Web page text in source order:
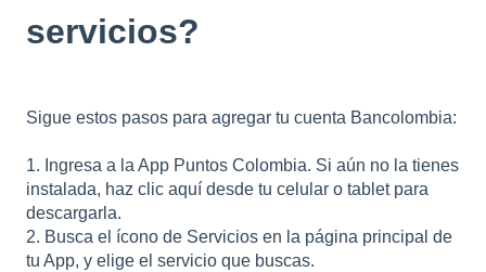
servicios?
Sigue estos pasos para agregar tu cuenta Bancolombia:
1. Ingresa a la App Puntos Colombia. Si aún no la tienes
instalada, haz clic aquí desde tu celular o tablet para
descargarla.
2. Busca el ícono de Servicios en la página principal de
tu App, y elige el servicio que buscas.